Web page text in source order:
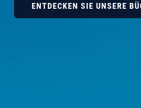
ENTDECKEN SIE UNSERE